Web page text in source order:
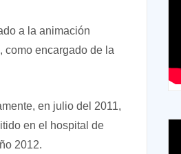
a la animación
como encargado de la
en julio del 2011,
en el hospital de
2012.